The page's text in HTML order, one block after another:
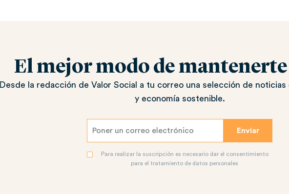
El mejor modo de
Desde la redacción de Valor Social a tu correo una selección de
y economía sostenible.
Para realizar la suscripción es necesario dar el consentimiento
para el tratamiento de datos personales